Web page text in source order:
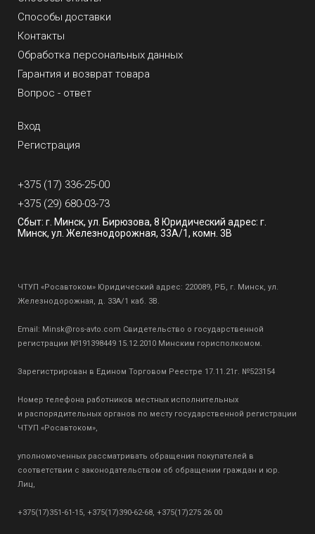
Способы доставки
Контакты
Обработка персональных данных
Гарантия и возврат товара
Вопрос - ответ
Вход
Регистрация
+375 (17) 336-25-00
+375 (29) 680-03-73
Сбыт: г. Минск, ул. Бирюзова, 8 Юридический адрес: г.
Минск, ул. Железнодорожная, 33А/1, комн. 3В
ЧТУП «Росавтоком» Юридический адрес: 220089, РБ, г. Минск, ул.
Железнодорожная, д. 33А/1 каб. 3В.
Email: Minsk@ros-avto.com Свидетельство о государственной
регистрации №191398449 15.12.2010 Минским горисполкомом.
Зарегистрирован в Едином Торговом Реестре 17.11.21г. №523154
Номер телефона работников местных исполнительных
и распорядительных органов по месту государственной регистрации
ЧТУП «Росавтоком»,
уполномоченных рассматривать обращения покупателей в
соответствии с законодательством об обращении граждан и юр.
Лиц,
+375(17)351-61-15, +375(17)390-62-68, +375(17)275 26 00